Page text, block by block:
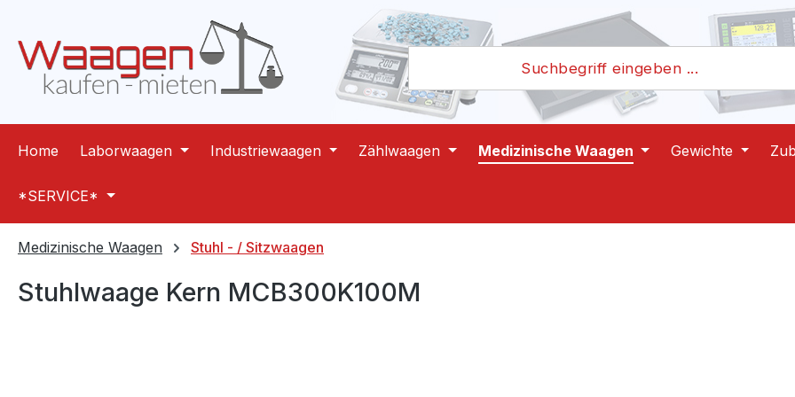
Zur Hauptnavigation springen
Home Laborwaagen Industriewaagen Zählwaagen Medizinische Waagen Gewichte
*SERVICE*
Medizinische Waagen Stuhl - / Sitzwaagen
Stuhlwaage Kern MCB300K100M